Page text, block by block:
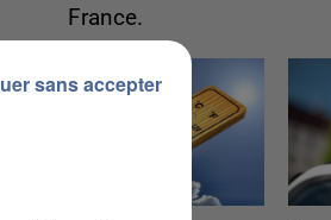
France.
sans accepter